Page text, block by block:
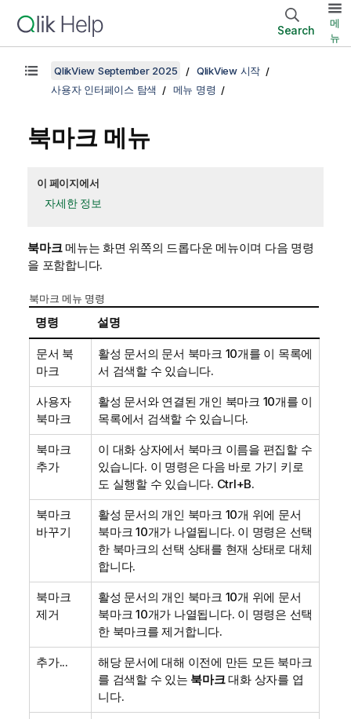
Search
메
뉴
QlikView September 2025
QlikView 시작
사용자 인터페이스 탐색
메뉴 명령
북마크 메뉴
이 페이지에서
자세한 정보
북마크메뉴는 화면 위쪽의 드롭다운 메뉴이며 다음 명령
을 포함합니다.
북마크 메뉴 명령
명령 설명
문서 북
마크
활성 문서의 문서 북마크 10개를 이 목록에
서 검색할 수 있습니다.
사용자
북마크
활성 문서와 연결된 개인 북마크 10개를 이
목록에서 검색할 수 있습니다.
북마크
추가
이 대화 상자에서 북마크 이름을 편집할 수
있습니다. 이 명령은 다음 바로 가기 키로
도 실행할 수 있습니다. Ctrl+B.
북마크
바꾸기
활성 문서의 개인 북마크 10개 위에 문서
북마크 10개가 나열됩니다. 이 명령은 선택
한 북마크의 선택 상태를 현재 상태로 대체
합니다.
북마크
제거
활성 문서의 개인 북마크 10개 위에 문서
북마크 10개가 나열됩니다. 이 명령은 선택
한 북마크를 제거합니다.
추가...
해당 문서에 대해 이전에 만든 모든 북마크
를 검색할 수 있는 북마크대화 상자를 엽
니다.